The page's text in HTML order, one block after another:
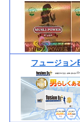
フュージョン